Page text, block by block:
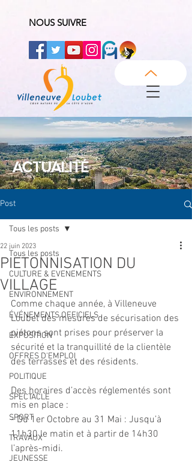
NOUS SUIVRE
ACTUALITÉ
Post
Tous les posts
CULTURE & EVENEMENTS
ENVIRONNEMENT
ÉVÉNEMENTS OFFICIELS
EXPOSITION
OFFRES D'EMPLOI
POLITIQUE
SPECTACLE
SPORT
TRAVAUX
JEUNESSE
Tous les posts
PIETONNISATION DU
VILLAGE
22 juin 2023
Comme chaque année, à Villeneuve
Loubet des mesures de sécurisation des
piétons sont prises pour préserver la
sécurité et la tranquillité de la clientèle
des terrasses et des résidents.
Des horaires d’accès réglementés sont
mis en place :
- Du 1er Octobre au 31 Mai : Jusqu’à
11h30 le matin et à partir de 14h30
l’après-midi.